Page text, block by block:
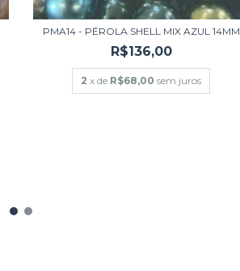
PMA14 - PÉROLA SHELL MIX AZUL 14MM
R$136,00
2 x de R$68,00 sem juros